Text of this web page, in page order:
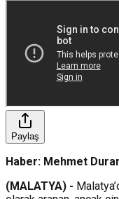
Paylaş
Haber: Mehmet
(MALATYA) -